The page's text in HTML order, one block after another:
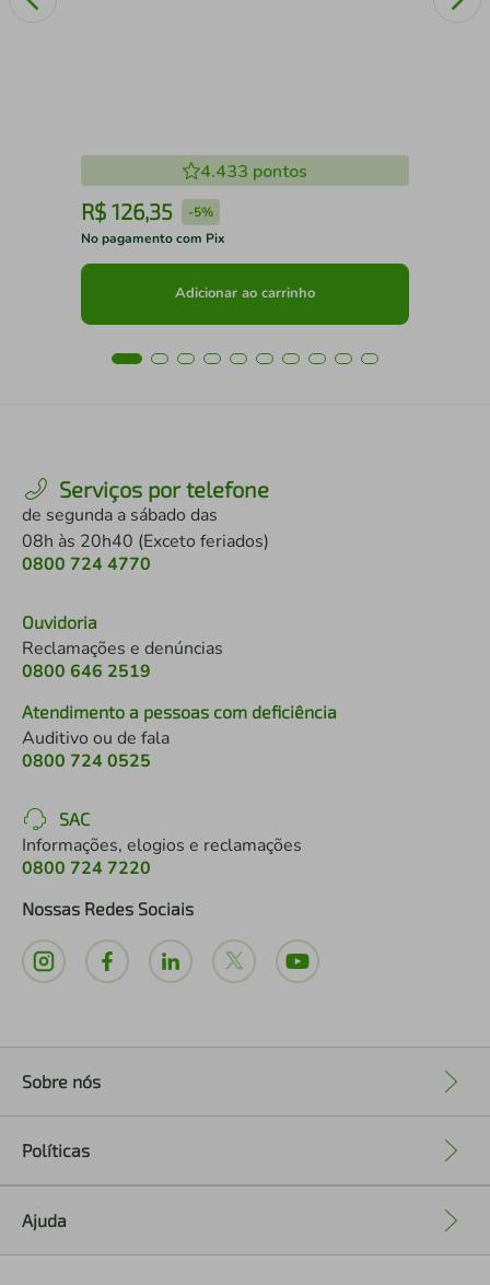
4.433 pontos
R$ 126,35 -5%
No pagamento com Pix
Adicionar ao carrinho
Serviços por telefone
de segunda a sábado das
08h às 20h40 (Exceto feriados)
0800 724 4770
Ouvidoria
Reclamações e denúncias
0800 646 2519
Atendimento a pessoas com deficiência
Auditivo ou de fala
0800 724 0525
SAC
Informações, elogios e reclamações
0800 724 7220
Nossas Redes Sociais
Sobre nós
Políticas
Ajuda